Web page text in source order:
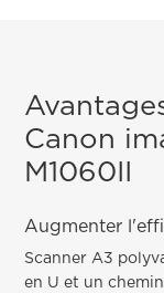
Canon
M1060II
Augmenter
Scanner A3
en U et un